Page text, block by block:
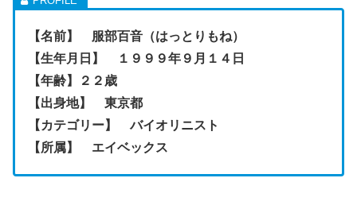
【名前】 服部百音（はっとりもね）
【生年月日】 １９９９年９月１４日
【年齢】２２歳
【出身地】 東京都
【カテゴリー】 バイオリニスト
【所属】 エイベックス